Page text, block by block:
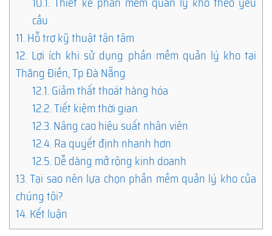
cầu
11.Hỗ trợ kỹ thuật tận tâm
12. Lợi ích khi sử dụng phần mềm quản lý kho tại
Thăng Điền, Tp Đà Nẵng
12.1.Giảm thất thoát hàng hóa
12.2.Tiết kiệm thời gian
12.3.Nâng cao hiệu suất nhân viên
12.4.Ra quyết định nhanh hơn
12.5.Dễ dàng mở rộng kinh doanh
13.Tại sao nên lựa chọn phần mềm quản lý kho của
chúng tôi?
14.Kết luận